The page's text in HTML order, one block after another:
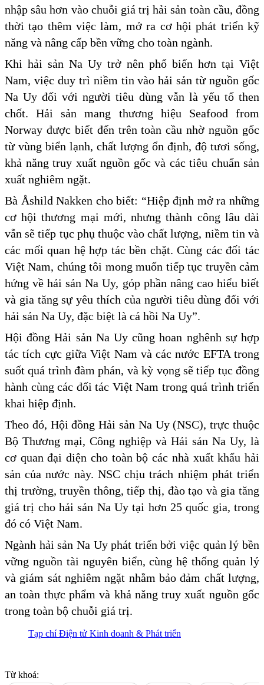
nhập sâu hơn vào chuỗi giá trị hải sản toàn cầu, đồng
thời tạo thêm việc làm, mở ra cơ hội phát triển kỹ
năng và nâng cấp bền vững cho toàn ngành.
Khi hải sản Na Uy trở nên phổ biến hơn tại Việt
Nam, việc duy trì niềm tin vào hải sản từ nguồn gốc
Na Uy đối với người tiêu dùng vẫn là yếu tố then
chốt. Hải sản mang thương hiệu Seafood from
Norway được biết đến trên toàn cầu nhờ nguồn gốc
từ vùng biển lạnh, chất lượng ổn định, độ tươi sống,
khả năng truy xuất nguồn gốc và các tiêu chuẩn sản
xuất nghiêm ngặt.
Bà Åshild Nakken cho biết: “Hiệp định mở ra những
cơ hội thương mại mới, nhưng thành công lâu dài
vẫn sẽ tiếp tục phụ thuộc vào chất lượng, niềm tin và
các mối quan hệ hợp tác bền chặt. Cùng các đối tác
Việt Nam, chúng tôi mong muốn tiếp tục truyền cảm
hứng về hải sản Na Uy, góp phần nâng cao hiểu biết
và gia tăng sự yêu thích của người tiêu dùng đối với
hải sản Na Uy, đặc biệt là cá hồi Na Uy”.
Hội đồng Hải sản Na Uy cũng hoan nghênh sự hợp
tác tích cực giữa Việt Nam và các nước EFTA trong
suốt quá trình đàm phán, và kỳ vọng sẽ tiếp tục đồng
hành cùng các đối tác Việt Nam trong quá trình triển
khai hiệp định.
Theo đó, Hội đồng Hải sản Na Uy (NSC), trực thuộc
Bộ Thương mại, Công nghiệp và Hải sản Na Uy, là
cơ quan đại diện cho toàn bộ các nhà xuất khẩu hải
sản của nước này. NSC chịu trách nhiệm phát triển
thị trường, truyền thông, tiếp thị, đào tạo và gia tăng
giá trị cho hải sản Na Uy tại hơn 25 quốc gia, trong
đó có Việt Nam.
Ngành hải sản Na Uy phát triển bởi việc quản lý bền
vững nguồn tài nguyên biển, cùng hệ thống quản lý
và giám sát nghiêm ngặt nhằm bảo đảm chất lượng,
an toàn thực phẩm và khả năng truy xuất nguồn gốc
trong toàn bộ chuỗi giá trị.
Tạp chí Điện tử Kinh doanh & Phát triển
Từ khoá: